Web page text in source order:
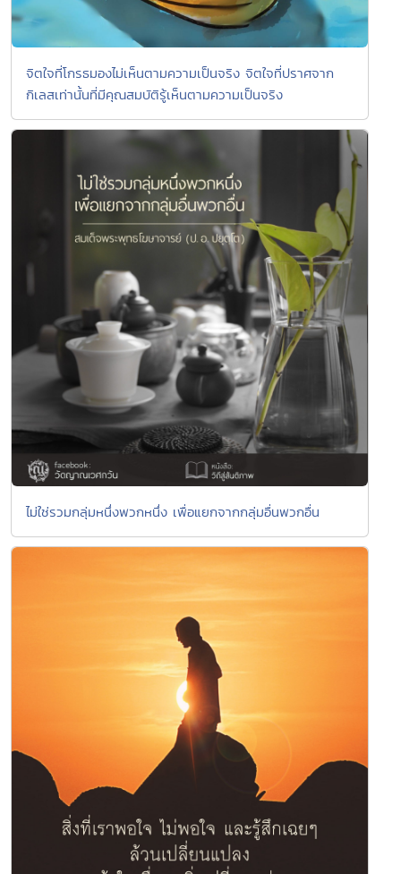
จิตใจที่โกรธมองไม่เห็นตามความเป็นจริง จิตใจที่ปราศจาก
กิเลสเท่านั้นที่มีคุณสมบัติรู้เห็นตามความเป็นจริง
ไม่ใช่รวมกลุ่มหนึ่งพวกหนึ่ง เพื่อแยกจากกลุ่มอื่นพวกอื่น